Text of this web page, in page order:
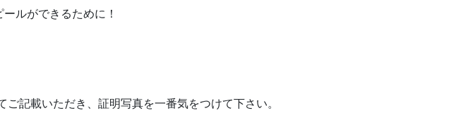
ルができるために！
記載いただき、証明写真を一番気をつけて下さい。